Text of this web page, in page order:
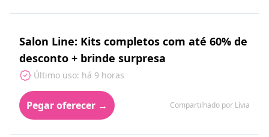
Salon Line: Kits completos com até 60% de
desconto + brinde surpresa
Último uso: há 9 horas
Pegar oferecer → Compartilhado por Lívia